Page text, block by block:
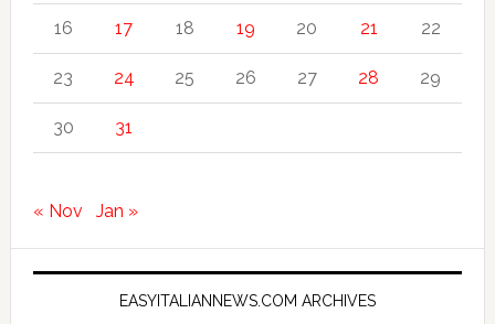
16 17 18 19 20 21 22
23 24 25 26 27 28 29
30 31
« Nov Jan »
EASYITALIANNEWS.COM ARCHIVES